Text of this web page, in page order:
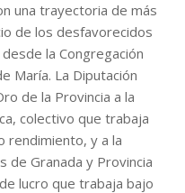
una trayectoria de más
de los desfavorecidos
la Congregación
María. La Diputación
de la Provincia a la
colectivo que trabaja
rendimiento, y a la
de Granada y Provincia
lucro que trabaja bajo